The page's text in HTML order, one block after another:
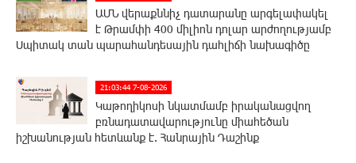
ԱՄՆ վերաքննիչ դատարանը արգելափակել
է Թրամփի 400 միլիոն դոլար արժողությամբ
Սպիտակ տան պարահանդեսային դահլիճի նախագիծը
21:03:44 7-08-2026
Կաթողիկոսի նկատմամբ իրականացվող
բռնադատավարությունը միահեծան
իշխանության հետևանք է. Հանրային Դաշինք